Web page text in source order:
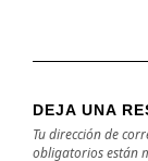
DEJA UNA
Tu dirección de
obligatorios están